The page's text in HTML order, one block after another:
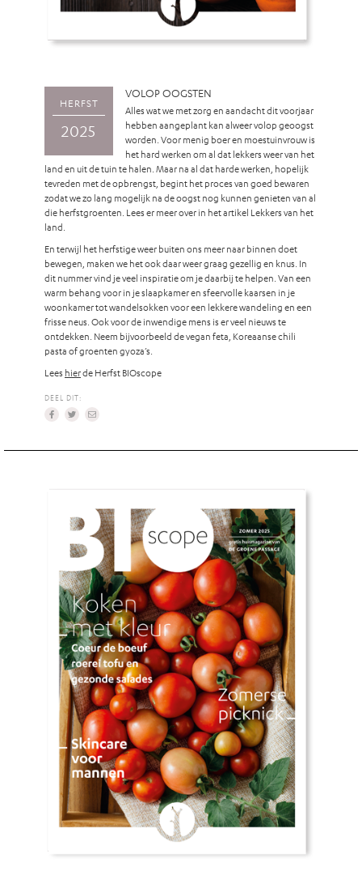
HERFST
2025
VOLOP OOGSTEN
Alles wat we met zorg en aandacht dit voorjaar
hebben aangeplant kan alweer volop geoogst
worden. Voor menig boer en moestuinvrouw is
het hard werken om al dat lekkers weer van het
land en uit de tuin te halen. Maar na al dat harde werken, hopelijk
tevreden met de opbrengst, begint het proces van goed bewaren
zodat we zo lang mogelijk na de oogst nog kunnen genieten van al
die herfstgroenten. Lees er meer over in het artikel Lekkers van het
land.
En terwijl het herfstige weer buiten ons meer naar binnen doet
bewegen, maken we het ook daar weer graag gezellig en knus. In
dit nummer vind je veel inspiratie om je daarbij te helpen. Van een
warm behang voor in je slaapkamer en sfeervolle kaarsen in je
woonkamer tot wandelsokken voor een lekkere wandeling en een
frisse neus. Ook voor de inwendige mens is er veel nieuws te
ontdekken. Neem bijvoorbeeld de vegan feta, Koreaanse chili
pasta of groenten gyoza’s.
Leeshierde Herfst BIOscope
DEEL DIT: